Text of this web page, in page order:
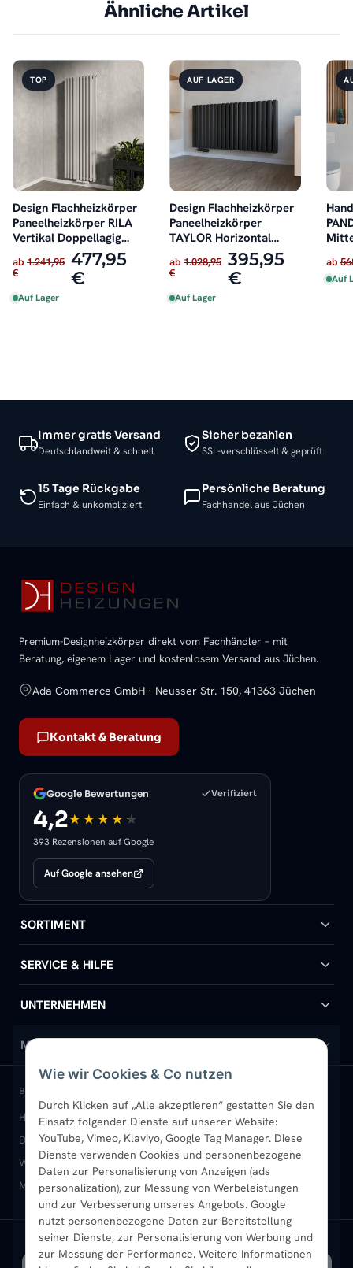
Wie wir Cookies & Co nutzen
Durch Klicken auf „Alle akzeptieren“ gestatten Sie den
Einsatz folgender Dienste auf unserer Website:
YouTube, Vimeo, Klaviyo, Google Tag Manager. Diese
Dienste verwenden Cookies und personenbezogene
Daten zur Personalisierung von Anzeigen (ads
personalization), zur Messung von Werbeleistungen
und zur Verbesserung unseres Angebots. Google
nutzt personenbezogene Daten zur Bereitstellung
seiner Dienste, zur Personalisierung von Werbung und
zur Messung der Performance. Weitere Informationen
Ähnliche Artikel
TOP
Design Flachheizkörper
Paneelheizkörper RILA
Vertikal Doppellagig
ab 1.241,95
€
477,95
€
Auf Lager
AUF LAGER
Design Flachheizkörper
Paneelheizkörper
TAYLOR Horizontal
ab 1.028,95
€
395,95
€
Auf Lager
ab
Auf
Immer gratis Versand
Deutschlandweit & schnell
Sicher bezahlen
SSL-verschlüsselt & geprüft
15 Tage Rückgabe
Einfach & unkompliziert
Persönliche Beratung
Fachhandel aus Jüchen
Premium-Designheizkörper direkt vom Fachhändler – mit
Beratung, eigenem Lager und kostenlosem Versand aus Jüchen.
Ada Commerce GmbH · Neusser Str. 150, 41363 Jüchen
Kontakt & Beratung
Google Bewertungen Verifiziert
4,2
393 Rezensionen auf Google
Auf Google ansehen
SORTIMENT
Badheizkörper
Handtuchheizkörper
Design-Heizkörper
Paneelheizkörper
Vertikal-Heizkörper
Heizkörper-Zubehör
SERVICE & HILFE
Hilfe & Kontakt
Versand & Lieferung
Rückgabe & Widerruf
Garantie & Gewährleistung
Montageservice vor Ort
Sendung verfolgen
UNTERNEHMEN
Wir über uns
Standort & Abholung Jüchen
B2B-Kunden
Karriere
Ratgeber
Bestpreisgarantie
MEIN KONTO
Anmelden / Mein Konto
Merkliste
Newsletter
Aktuelle Angebote
BELIEBTE KATEGORIEN
Heizkörper kaufenBadheizkörperHandtuchheizkörper
Design-HeizkörperPaneelheizkörperVertikal-Heizkörper
Wandheizkörper Wohnraum-Heizkörper Badheizkörper Schwarz
Mischbetrieb-HeizkörperHeizkörper-ZubehörAktuelle Angebote
VERSAND MIT